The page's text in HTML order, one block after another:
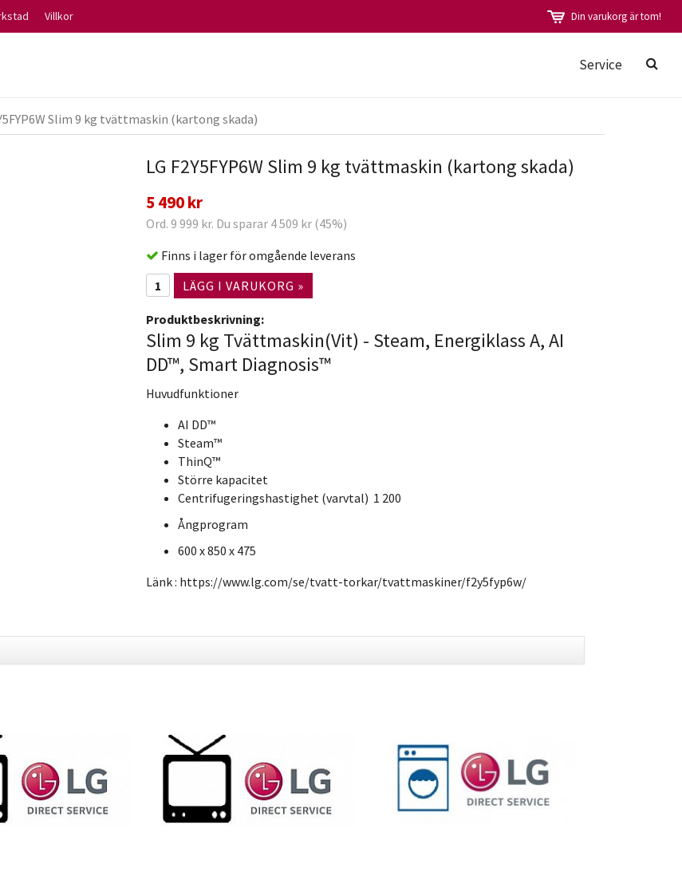
Villkor Din varukorg är tom!
Service
Slim 9 kg tvättmaskin (kartong skada)
LG F2Y5FYP6W Slim 9 kg tvättmaskin (kartong skada)
5 490 kr
Ord. 9 999 kr. Du sparar 4 509 kr (45%)
Finns i lager för omgående leverans
LÄGG I VARUKORG »
Produktbeskrivning:
Slim 9 kg Tvättmaskin(Vit) - Steam, Energiklass A, AI
DD™, Smart Diagnosis™
Huvudfunktioner
AI DD™
Steam™
ThinQ™
Större kapacitet
Centrifugeringshastighet (varvtal) 1 200
Ångprogram
600 x 850 x 475
Länk : https://www.lg.com/se/tvatt-torkar/tvattmaskiner/f2y5fyp6w/